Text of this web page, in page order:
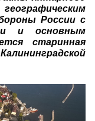
России с
и основным
старинная